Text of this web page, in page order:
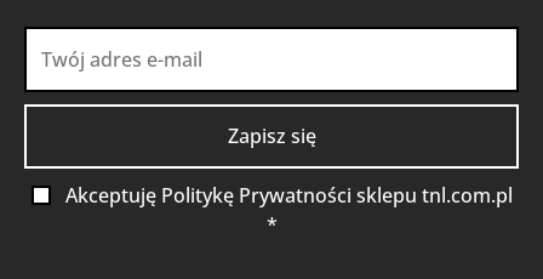
Akceptuję Politykę Prywatności sklepu tnl.com.pl
*